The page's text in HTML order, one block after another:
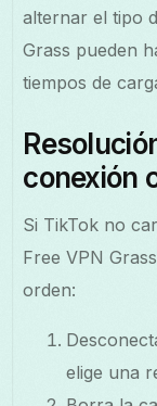
alternar el tipo
Grass pueden
tiempos de
conexión
Si TikTok no
Free VPN
orden:
elige una